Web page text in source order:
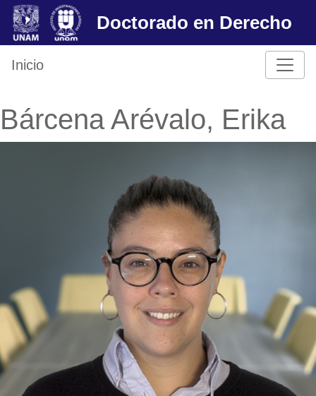
Skip
content
Doctorado en Derecho
Inicio
Bárcena Arévalo, Erika